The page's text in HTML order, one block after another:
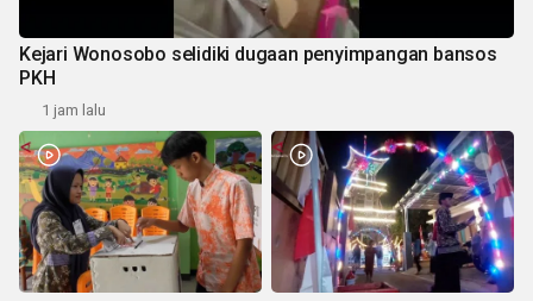
Kejari Wonosobo selidiki dugaan penyimpangan bansos
PKH
1 jam lalu